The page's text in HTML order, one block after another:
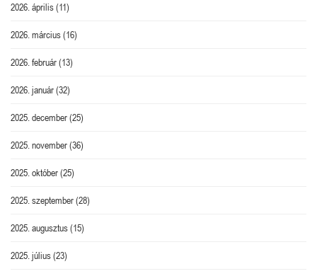
2026. április(11)
2026. március(16)
2026. február(13)
2026. január(32)
2025. december(25)
2025. november(36)
2025. október(25)
2025. szeptember(28)
2025. augusztus(15)
2025. július(23)